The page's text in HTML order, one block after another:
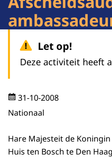
Let op!
Deze activiteit heeft
31-10-2008
Nationaal
Hare Majesteit de
Huis ten Bosch te Den